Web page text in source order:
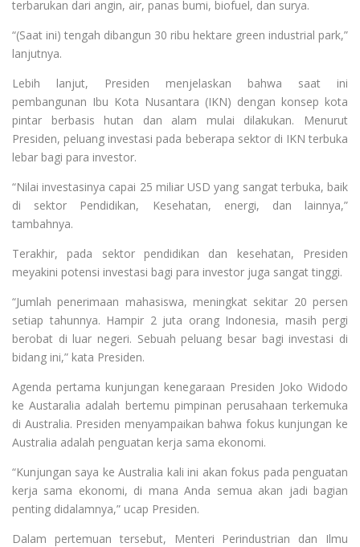
terbarukan dari angin, air, panas bumi, biofuel, dan surya.
“(Saat ini) tengah dibangun 30 ribu hektare green industrial park,”
lanjutnya.
Lebih lanjut, Presiden menjelaskan bahwa saat ini
pembangunan Ibu Kota Nusantara (IKN) dengan konsep kota
pintar berbasis hutan dan alam mulai dilakukan. Menurut
Presiden, peluang investasi pada beberapa sektor di IKN terbuka
lebar bagi para investor.
“Nilai investasinya capai 25 miliar USD yang sangat terbuka, baik
di sektor Pendidikan, Kesehatan, energi, dan lainnya,”
tambahnya.
Terakhir, pada sektor pendidikan dan kesehatan, Presiden
meyakini potensi investasi bagi para investor juga sangat tinggi.
“Jumlah penerimaan mahasiswa, meningkat sekitar 20 persen
setiap tahunnya. Hampir 2 juta orang Indonesia, masih pergi
berobat di luar negeri. Sebuah peluang besar bagi investasi di
bidang ini,” kata Presiden.
Agenda pertama kunjungan kenegaraan Presiden Joko Widodo
ke Austaralia adalah bertemu pimpinan perusahaan terkemuka
di Australia. Presiden menyampaikan bahwa fokus kunjungan ke
Australia adalah penguatan kerja sama ekonomi.
“Kunjungan saya ke Australia kali ini akan fokus pada penguatan
kerja sama ekonomi, di mana Anda semua akan jadi bagian
penting didalamnya,” ucap Presiden.
Dalam pertemuan tersebut, Menteri Perindustrian dan Ilmu